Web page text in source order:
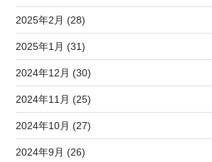
2025年2月 (28)
2025年1月 (31)
2024年12月 (30)
2024年11月 (25)
2024年10月 (27)
2024年9月 (26)